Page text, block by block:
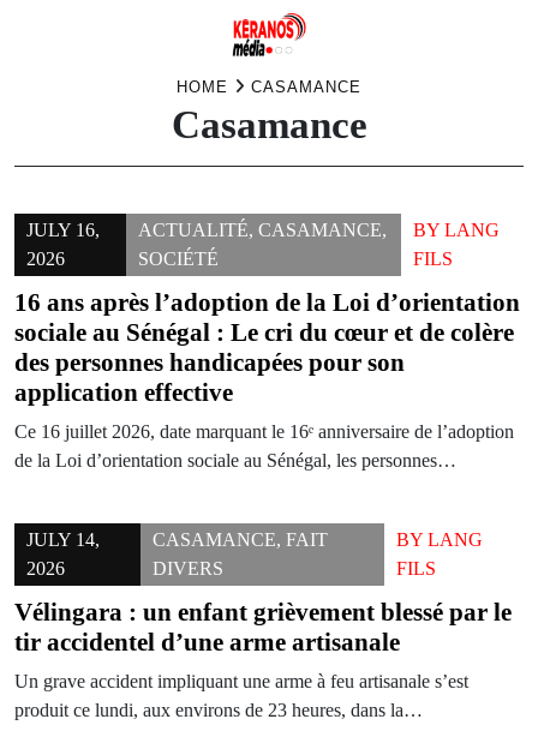
HOME CASAMANCE
Casamance
JULY 16,
2026
ACTUALITÉ, CASAMANCE,
SOCIÉTÉ
BYLANG
FILS
16 ans après l’adoption de la Loi d’orientation
sociale au Sénégal : Le cri du cœur et de colère
des personnes handicapées pour son
application effective
Ce 16 juillet 2026, date marquant le 16ᵉ anniversaire de l’adoption
de la Loi d’orientation sociale au Sénégal, les personnes…
JULY 14,
2026
CASAMANCE,FAIT
DIVERS
BYLANG
FILS
Vélingara : un enfant grièvement blessé par le
tir accidentel d’une arme artisanale
Un grave accident impliquant une arme à feu artisanale s’est
produit ce lundi, aux environs de 23 heures, dans la…